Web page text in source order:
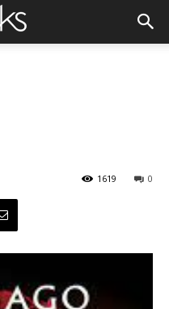
0
1619